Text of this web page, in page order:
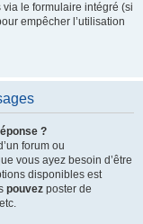
le formulaire intégré (si
empêcher l’utilisation
?
forum ou
vous ayez besoin d’être
disponibles est
pouvez poster de